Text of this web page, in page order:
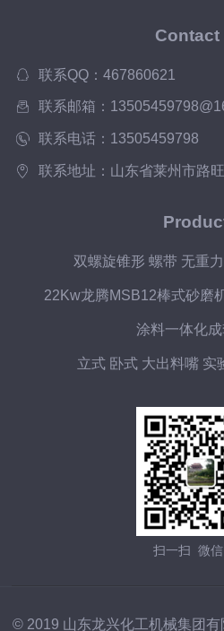
Contact
联系QQ：467860621
联系邮箱：
联系电话：13505459798
联系地址：山东省莱州市路
双螺旋锥形 螺带 无重
22Kw龙腾MSB12棒式砂磨
涂料一体化
立式 卧式 大出料嘴 实
扫一扫 微
© 2019 山东龙兴化工机械集团有